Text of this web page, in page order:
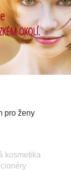
OKOLÍ.
pro ženy
kosmetika